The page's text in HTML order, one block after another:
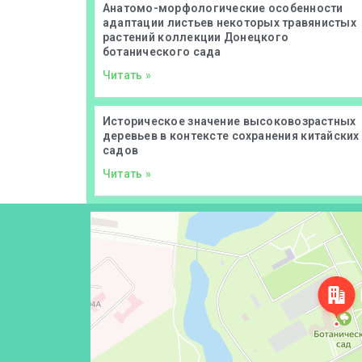
Анатомо-морфологические особенности
адаптации листьев некоторых травянистых
растений коллекции Донецкого
ботанического сада
Читать »
Историческое значение высоковозрастных
деревьев в контексте сохранения китайских
садов
Читать »
Проспект Ильича, 110 — Яндекс Карты